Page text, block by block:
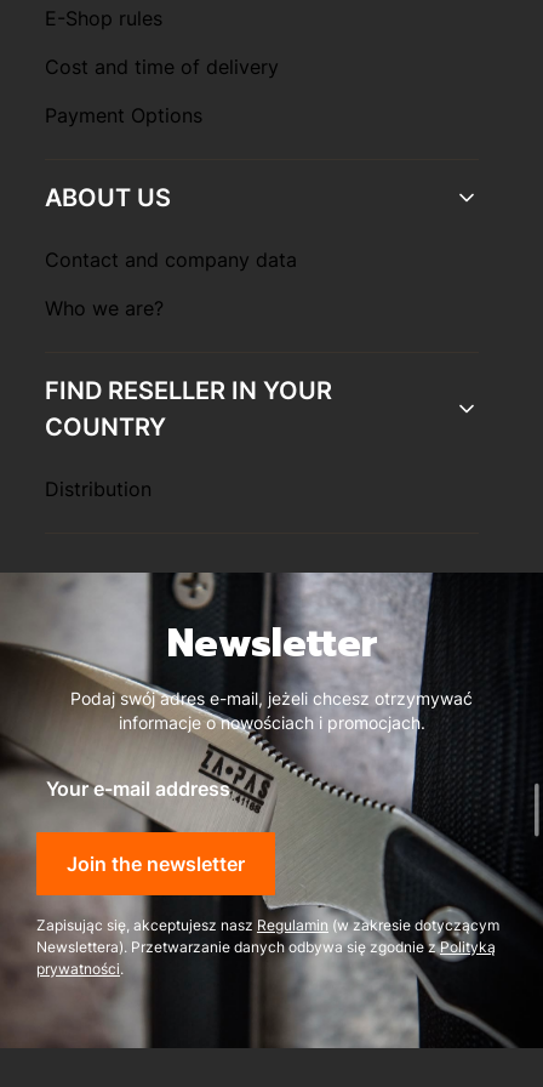
E-Shop rules
Cost and time of delivery
Payment Options
ABOUT US
Contact and company data
Who we are?
FIND RESELLER IN YOUR
COUNTRY
Distribution
Newsletter
Podaj swój adres e-mail, jeżeli chcesz otrzymywać
informacje o nowościach i promocjach.
Your e-mail address
Join the newsletter
Zapisując się, akceptujesz nasz Regulamin (w zakresie dotyczącym
Newslettera). Przetwarzanie danych odbywa się zgodnie zPolityką
prywatności.